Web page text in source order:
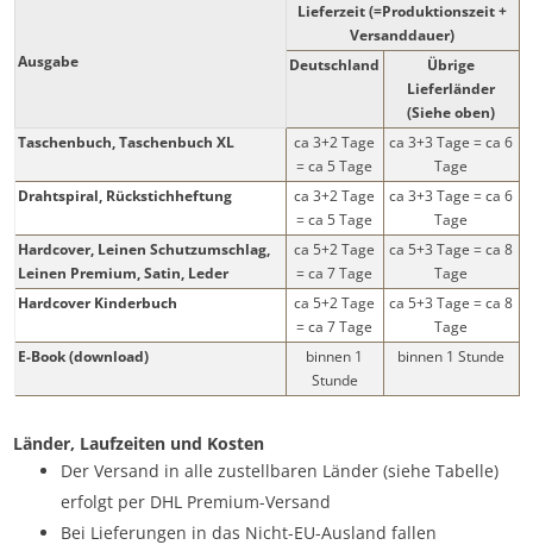
Ausgabe
Lieferzeit (=Produktionszeit +
Versanddauer)
Deutschland
Übrige
Lieferländer
(Siehe oben)
Taschenbuch, Taschenbuch XL
ca 3+2 Tage
= ca 5Tage
ca 3+3 Tage = ca 6
Tage
Drahtspiral, Rückstichheftung
ca 3+2 Tage
= ca 5Tage
ca 3+3 Tage = ca 6
Tage
Hardcover, Leinen Schutzumschlag,
Leinen Premium, Satin, Leder
ca 5+2 Tage
= ca 7Tage
ca 5+3 Tage = ca 8
Tage
Hardcover Kinderbuch
ca 5+2 Tage
= ca 7Tage
ca 5+3 Tage = ca 8
Tage
E-Book (download)
binnen 1
Stunde
binnen 1 Stunde
Länder, Laufzeiten und Kosten
Der Versand in alle zustellbaren Länder (siehe Tabelle)
erfolgt per DHL Premium-Versand
Bei Lieferungen in das Nicht-EU-Ausland fallen